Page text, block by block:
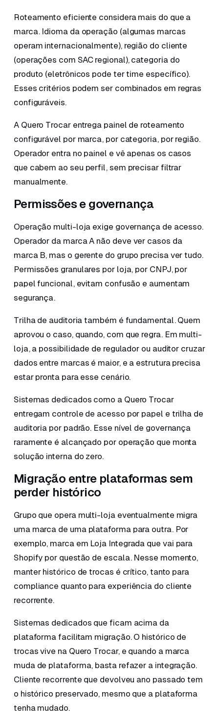
Roteamento eficiente considera mais do que a
marca. Idioma da operação (algumas marcas
operam internacionalmente), região do cliente
(operações com SAC regional), categoria do
produto (eletrônicos pode ter time específico).
Esses critérios podem ser combinados em regras
configuráveis.
A Quero Trocar entrega painel de roteamento
configurável por marca, por categoria, por região.
Operador entra no painel e vê apenas os casos
que cabem ao seu perfil, sem precisar filtrar
manualmente.
Permissões e governança
Operação multi-loja exige governança de acesso.
Operador da marca A não deve ver casos da
marca B, mas o gerente do grupo precisa ver tudo.
Permissões granulares por loja, por CNPJ, por
papel funcional, evitam confusão e aumentam
segurança.
Trilha de auditoria também é fundamental. Quem
aprovou o caso, quando, com que regra. Em multi-
loja, a possibilidade de regulador ou auditor cruzar
dados entre marcas é maior, e a estrutura precisa
estar pronta para esse cenário.
Sistemas dedicados como a Quero Trocar
entregam controle de acesso por papel e trilha de
auditoria por padrão. Esse nível de governança
raramente é alcançado por operação que monta
solução interna do zero.
Migração entre plataformas sem
perder histórico
Grupo que opera multi-loja eventualmente migra
uma marca de uma plataforma para outra. Por
exemplo, marca em Loja Integrada que vai para
Shopify por questão de escala. Nesse momento,
manter histórico de trocas é crítico, tanto para
compliance quanto para experiência do cliente
recorrente.
Sistemas dedicados que ficam acima da
plataforma facilitam migração. O histórico de
trocas vive na Quero Trocar, e quando a marca
muda de plataforma, basta refazer a integração.
Cliente recorrente que devolveu ano passado tem
o histórico preservado, mesmo que a plataforma
tenha mudado.